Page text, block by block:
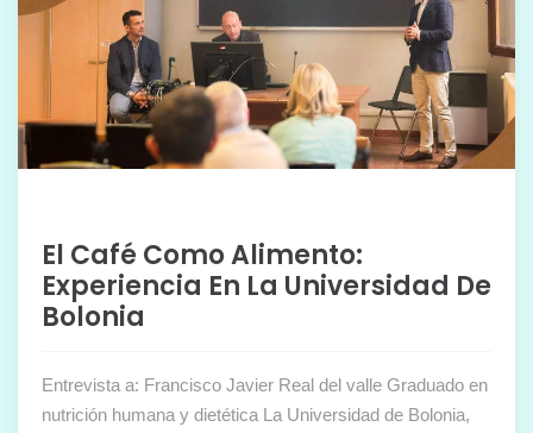
El Café Como Alimento:
Experiencia En La Universidad De
Bolonia
Entrevista a: Francisco Javier Real del valle Graduado en
nutrición humana y dietética La Universidad de Bolonia,